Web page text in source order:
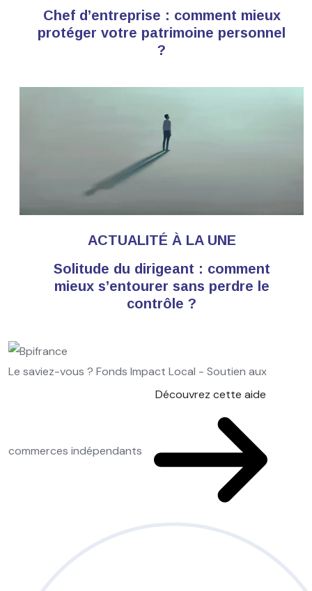
Chef d’entreprise : comment mieux
protéger votre patrimoine personnel
?
ACTUALITÉ À LA UNE
Solitude du dirigeant : comment
mieux s’entourer sans perdre le
contrôle ?
Le saviez-vous ? Fonds Impact Local - Soutien aux
commerces indépendants
Découvrez cette aide